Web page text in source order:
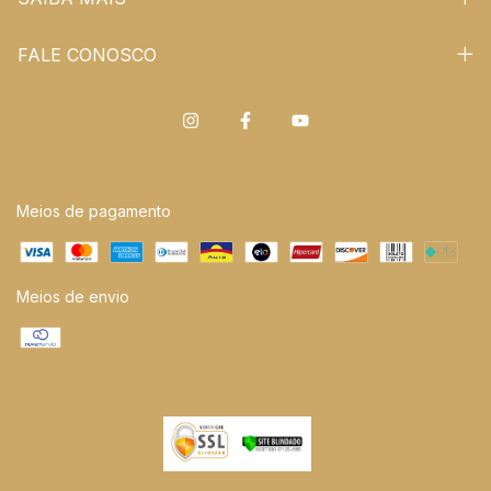
FALE CONOSCO
Meios de pagamento
Meios de envio